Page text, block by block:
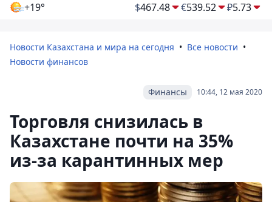
+19° $467.48 €539.52 ₽5.73
Новости Казахстана и мира на сегодня
Все новости
Новости финансов
10:44, 12 мая 2020
Финансы
Торговля снизилась в
Казахстане почти на 35%
из-за карантинных мер